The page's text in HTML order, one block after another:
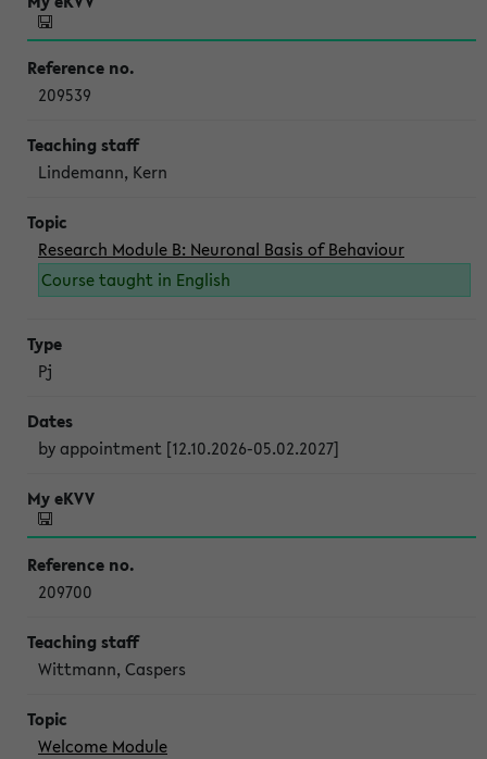
209539
Lindemann, Kern
Research Module B: Neuronal Basis of Behaviour
Course taught in English
Pj
by appointment [12.10.2026-05.02.2027]
209700
Wittmann, Caspers
Welcome Module